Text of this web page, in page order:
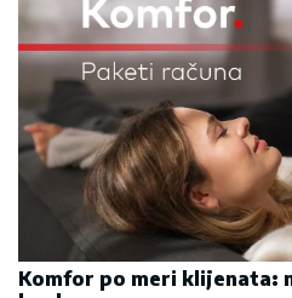
Komfor po meri klijenata: